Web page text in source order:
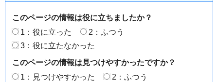
このページの情報は役に立ちましたか？
1：役に立った
2：ふつう
3：役に立たなかった
このページの情報は見つけやすかったですか？
1：見つけやすかった
2：ふつう